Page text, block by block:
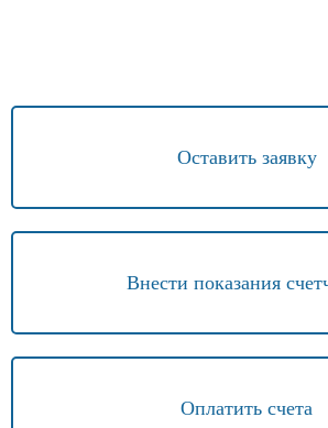
Оставить заявку
Внести показания
Оплатить счета